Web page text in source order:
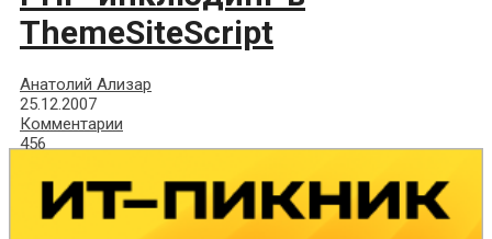
ThemeSiteSсriрt
Анатолий Ализар
25.12.2007
Комментарии
456